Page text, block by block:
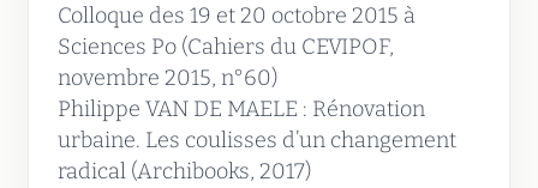
Colloque des 19 et 20 octobre 2015 à
Sciences Po (Cahiers du CEVIPOF,
novembre 2015, n°60)
Philippe VAN DE MAELE : Rénovation
urbaine. Les coulisses d’un changement
radical (Archibooks, 2017)